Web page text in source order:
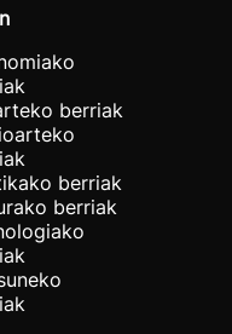
berriak
berriak
berriak